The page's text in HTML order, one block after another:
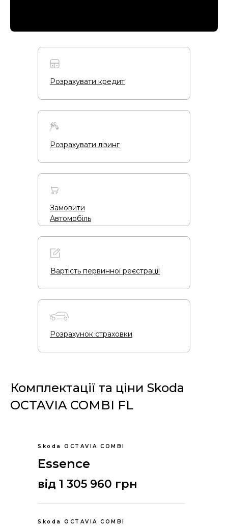
Розрахувати кредит
Розрахувати лізинг
Замовити
Автомобіль
Розрахунок страховки
Вартість первинної реєстрації
Комплектації та ціни Skoda
OCTAVIA COMBI FL
Skoda OCTAVIA COMBI
Essence
Skoda OCTAVIA COMBI
від 1 305 960 грн